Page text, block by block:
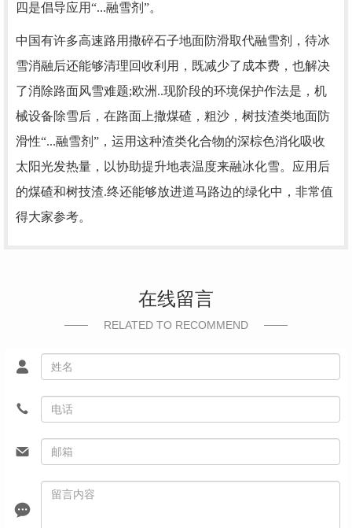
四是倡导应用“...融雪剂 ”。
中国有许多高速路用撒碎石子地面防滑取代融雪剂，待冰
雪消融后还能够清理回收利用，既减少了成本费，也解决
了消除路面风雪难题;欧洲..现阶段的环境保护作法是，机
械设备除雪后，在路面上撒煤碴，粗沙，树技渣类地面防
滑性“...融雪剂”，运用这种渣类化合物的深棕色消化吸收
太阳光发热量，以协助提升地表温度来融冰化雪。应用后
的煤碴和树技渣.终还能够放进道马路边的绿化中，非常值
得大家参考。
在线留言
RELATED TO RECOMMEND